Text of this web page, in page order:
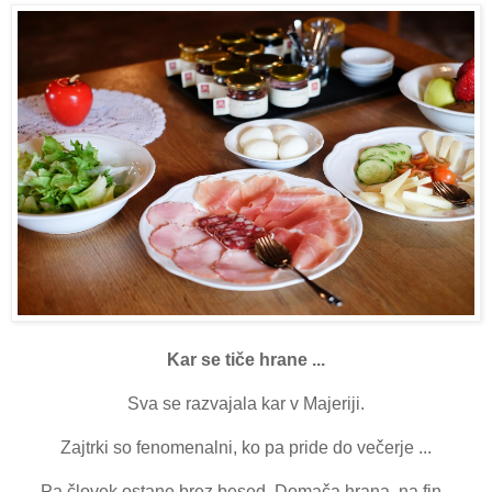
Kar se tiče hrane ...
Sva se razvajala kar v Majeriji.
Zajtrki so fenomenalni, ko pa pride do večerje ...